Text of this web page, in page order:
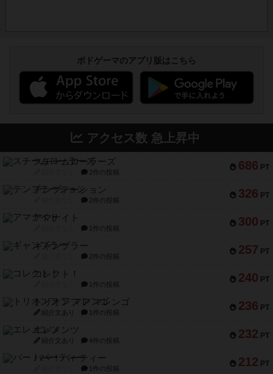
ボドゲーマのアプリ版はこちら
アクセス数 急上昇中
686 PT
スチームローラーズ
2件の投稿
326 PT
テンプテーション
2件の投稿
300 PT
アマナイト
1件の投稿
257 PT
ギャンブラー
2件の投稿
240 PT
コレクト！
1件の投稿
236 PT
トリオンフ ア マレンゴ
紹介文あり 1件の投稿
232 PT
エレメンツ
紹介文あり 4件の投稿
212 PT
バー！パーティー
1件の投稿